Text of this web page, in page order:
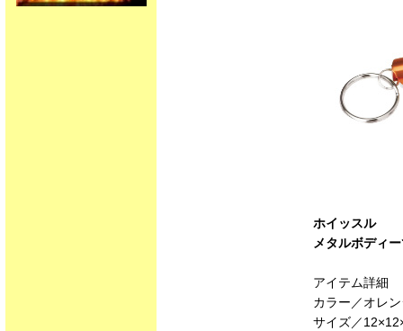
ホイッスル
メタルボディ
アイテム詳細
カラー／オレ
サイズ／